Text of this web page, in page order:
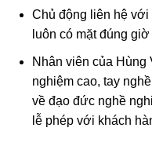
Chủ động liên hệ
luôn có mặt đúng giờ
Nhân viên của
nghiệm cao, tay
về đạo đức nghề
lễ phép với khách